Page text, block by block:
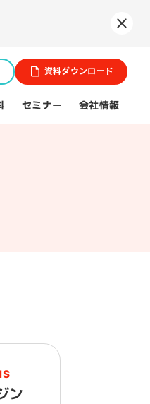
資料ダウンロード
ビス
セミナー 会社情報
ン